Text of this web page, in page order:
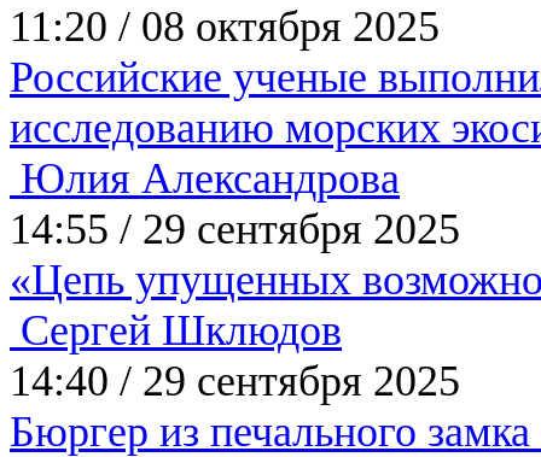
11:20 / 08 октября 2025
Российские ученые
исследованию морских
Юлия Александрова
14:55 / 29 сентября 2025
«Цепь упущенных
Сергей Шклюдов
14:40 / 29 сентября 2025
Бюргер из печального